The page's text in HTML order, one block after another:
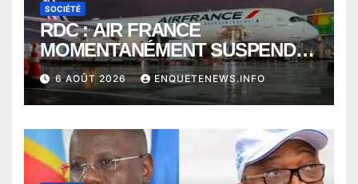
SOCIÉTÉ
RDC : AIR FRANCE
MOMENTANÉMENT SUSPENDU
ENTRE KINSHASA ET PARIS ?
6 AOÛT 2026 ENQUETENEWS.INFO